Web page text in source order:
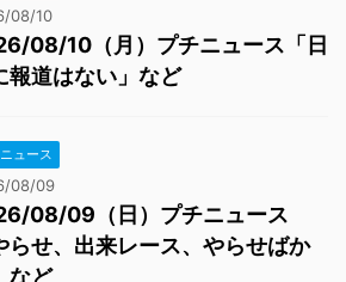
08/10
08/10（月）プチニュース「日
報道はない」など
ュース
08/09
08/09（日）プチニュース
らせ、出来レース、やらせばか
など